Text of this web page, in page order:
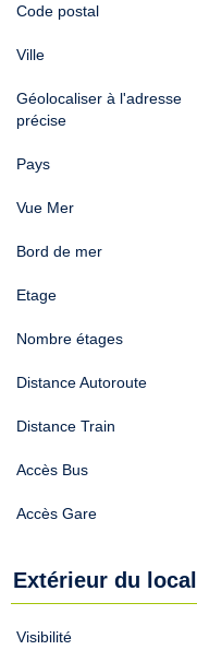
Code postal
Ville
Géolocaliser à l'adresse
précise
Pays
Vue Mer
Bord de mer
Etage
Nombre étages
Distance Autoroute
Distance Train
Accès Bus
Accès Gare
Extérieur du local
Visibilité